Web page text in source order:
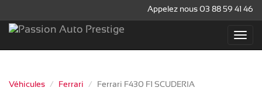
Appelez nous 03 88 59 41 46
Véhicules Ferrari Ferrari F430 F1 SCUDERIA